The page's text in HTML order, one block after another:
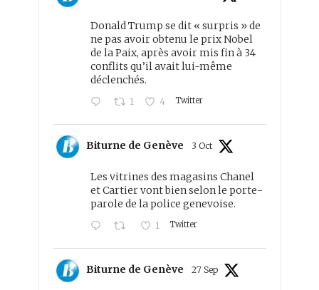
Donald Trump se dit « surpris » de
ne pas avoir obtenu le prix Nobel
de la Paix, après avoir mis fin à 34
conflits qu’il avait lui-même
déclenchés.
1 4 Twitter
Biturne de Genève 3 Oct
Les vitrines des magasins Chanel
et Cartier vont bien selon le porte-
parole de la police genevoise.
1 Twitter
Biturne de Genève 27 Sep